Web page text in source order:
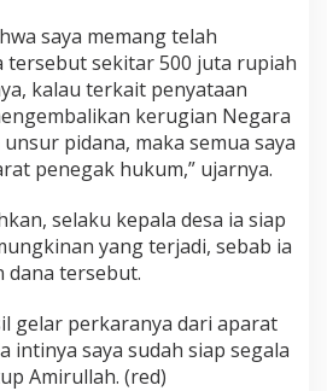
saya memang telah
tersebut sekitar 500 juta rupiah
kalau terkait penyataan
kerugian Negara
pidana, maka semua saya
penegak hukum,” ujarnya.
selaku kepala desa ia siap
yang terjadi, sebab ia
dana tersebut.
gelar perkaranya dari aparat
intinya saya sudah siap segala
Amirullah. (red)